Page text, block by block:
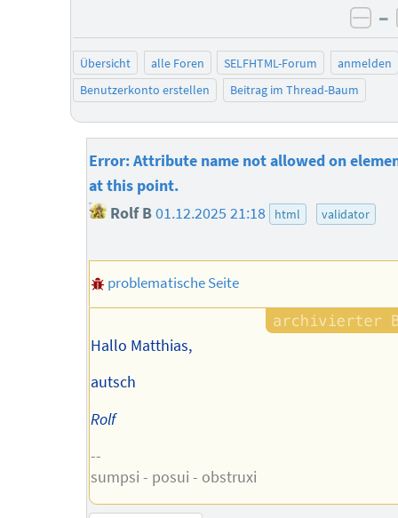
–
Übersicht alle Foren SELFHTML-Forum
anmelden
Benutzerkonto erstellen
Beitrag im Thread-Baum
Error: Attribute name not allowed on
at this point.
Rolf B 01.12.2025 21:18 html validator
problematische Seite
Hallo Matthias,
autsch
Rolf
--
sumpsi - posui - obstruxi